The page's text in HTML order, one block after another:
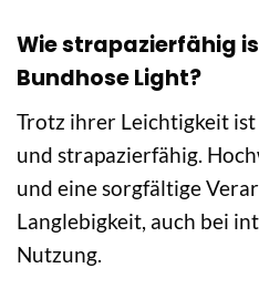
Wie strapazierfähig
Bundhose Light?
Trotz ihrer Leichtigkeit
und strapazierfähig.
und eine sorgfältige
Langlebigkeit, auch bei
Nutzung.